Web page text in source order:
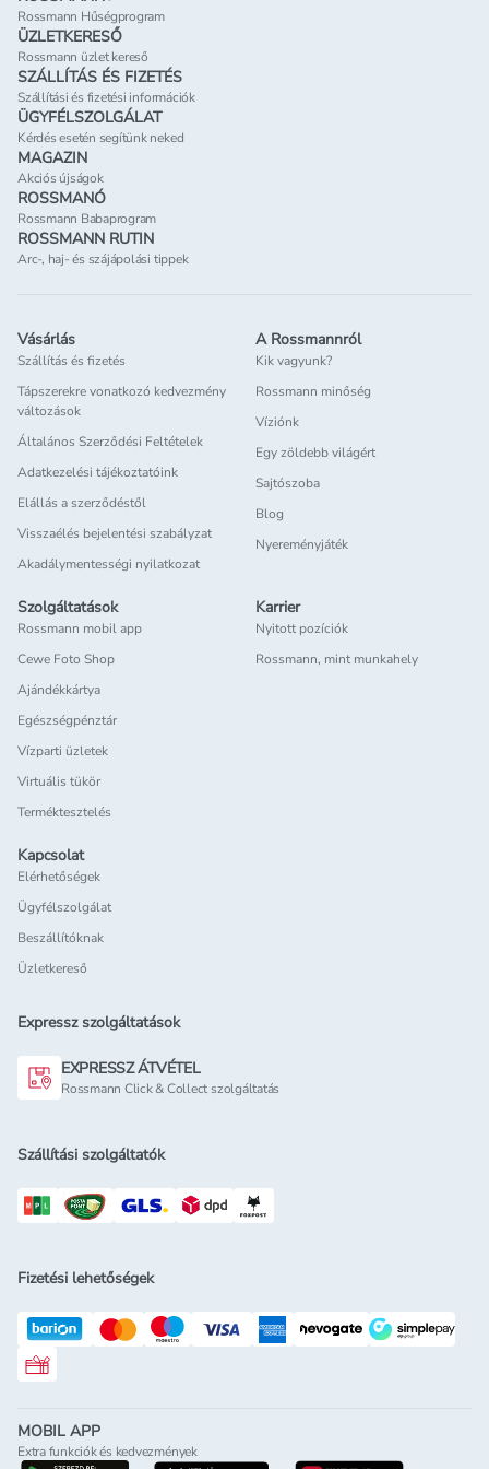
Rossmann Hűségprogram
ÜZLETKERESŐ
Rossmann üzlet kereső
SZÁLLÍTÁS ÉS FIZETÉS
Szállítási és fizetési információk
ÜGYFÉLSZOLGÁLAT
Kérdés esetén segítünk neked
MAGAZIN
Akciós újságok
ROSSMANÓ
Rossmann Babaprogram
ROSSMANN RUTIN
Arc-, haj- és szájápolási tippek
Vásárlás
Szállítás és fizetés
Tápszerekre vonatkozó kedvezmény
változások
Általános Szerződési Feltételek
Adatkezelési tájékoztatóink
Elállás a szerződéstől
Visszaélés bejelentési szabályzat
Akadálymentességi nyilatkozat
A Rossmannról
Kik vagyunk?
Rossmann minőség
Víziónk
Egy zöldebb világért
Sajtószoba
Blog
Nyereményjáték
Szolgáltatások
Rossmann mobil app
Cewe Foto Shop
Ajándékkártya
Egészségpénztár
Vízparti üzletek
Virtuális tükör
Terméktesztelés
Karrier
Nyitott pozíciók
Rossmann, mint munkahely
Kapcsolat
Elérhetőségek
Ügyfélszolgálat
Beszállítóknak
Üzletkereső
Expressz szolgáltatások
EXPRESSZ ÁTVÉTEL
Rossmann Click & Collect szolgáltatás
Szállítási szolgáltatók
Fizetési lehetőségek
Rossmann ajándékkártya
MOBIL APP
Extra funkciók és kedvezmények